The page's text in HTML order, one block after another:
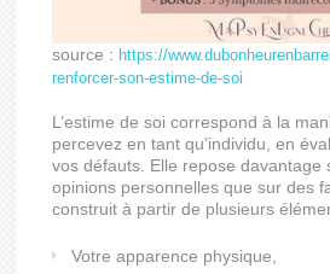
source : https://
renforcer-son-estime-de-soi
L’estime de soi correspond à la
percevez en tant qu’individu, en
vos défauts. Elle repose davantage
opinions personnelles que sur des
construit à partir de plusieurs
Votre apparence physique,